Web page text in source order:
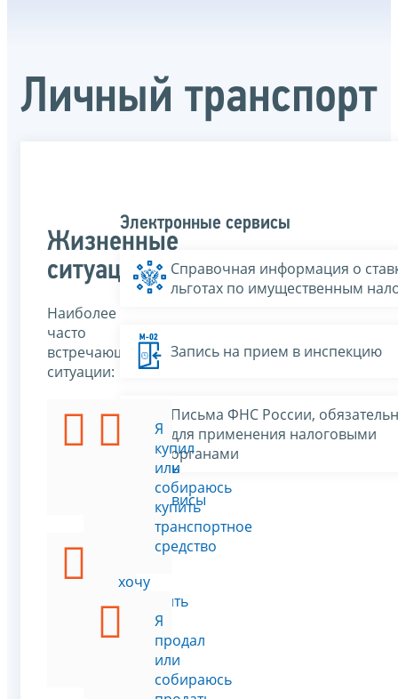
Личный транспорт
Жизненные
ситуации
Наиболее
часто
встречающиеся
ситуации:
хочу
уплатить
налог
хочу
оформить
льготу
по
налогу
Я
купил
или
собираюсь
купить
транспортное
средство
Я
продал
или
собираюсь
Электронные сервисы
Справочная информация о
льготах по имущественным
Запись на прием в инспекцию
Письма ФНС России,
для применения налоговыми
органами
Все сервисы